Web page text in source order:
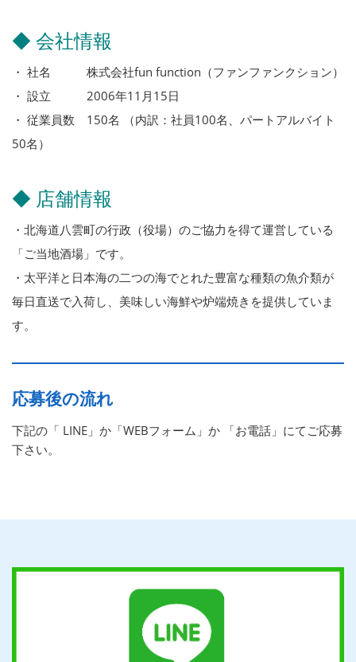
◆ 会社情報
・ 社名 株式会社fun function（ファンファンクション）
・ 設立 2006年11月15日
・ 従業員数 150名 （内訳：社員100名、パートアルバイト
50名）
◆ 店舗情報
・北海道八雲町の行政（役場）のご協力を得て運営している
「ご当地酒場」です。
・太平洋と日本海の二つの海でとれた豊富な種類の魚介類が
毎日直送で入荷し、美味しい海鮮や炉端焼きを提供していま
す。
応募後の流れ
下記の「 LINE」か「WEBフォーム」か 「お電話」にてご応募
下さい。